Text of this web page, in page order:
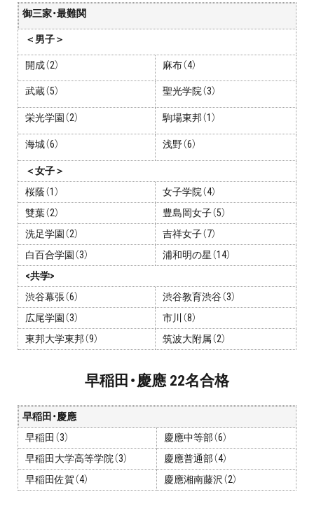
プロ家庭教師の英検®対策
費用について
お申込みの流れ
よくある質問
採用情報
インフォメーション
会社概要
採用情報
プライバシーポリシー
御三家・最難関
＜男子＞
開成（2） 麻布（4）
武蔵（5） 聖光学院（3）
栄光学園（2） 駒場東邦（1）
海城（6） 浅野（6）
＜女子＞
桜蔭（1）
女子学院（4）
雙葉（2）
豊島岡女子（5）
洗足学園（2）
吉祥女子（7）
白百合学園（3）
浦和明の星（14）
<共学>
渋谷幕張（6）
渋谷教育渋谷（3）
広尾学園（3）
市川（8）
東邦大学東邦（9）
筑波大附属（2）
早稲田・慶應 22名合格
早稲田・慶應
早稲田（3）
慶應中等部（6）
早稲田大学高等学院（3）
慶應普通部（4）
早稲田佐賀（4）
慶應湘南藤沢（2）